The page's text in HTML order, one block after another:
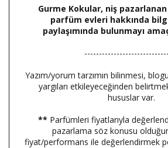
Gurme Kokular, niş
parfüm evleri hakkında
paylaşımında bulunmayı
Yazım/yorum tarzımın bilinmesi,
yargıları etkileyeceğinden
hususlar var.
** Parfümleri fiyatlarıyla
pazarlama söz konusu
fiyat/performans ile değerlendirmek